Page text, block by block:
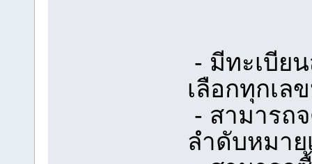
- มีทะเบีย
เลือกทุกเล
- สามารถ
ลำดับหมาย